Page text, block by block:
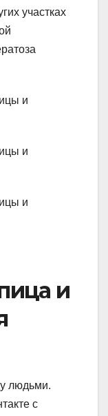
участках
и
людьми.
с